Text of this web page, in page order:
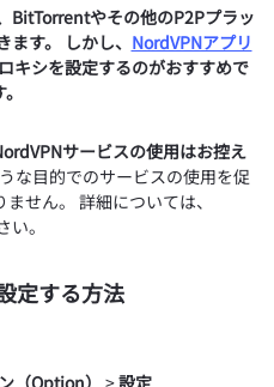
BitTorrentやその他のP2Pプラッ
す。 しかし、 NordVPNアプリ
キシを設定するのがおすすめで
サービスの使用はお控え
な目的でのサービスの使用を促
せん。 詳細については、
。
定する方法
（Option） >設定